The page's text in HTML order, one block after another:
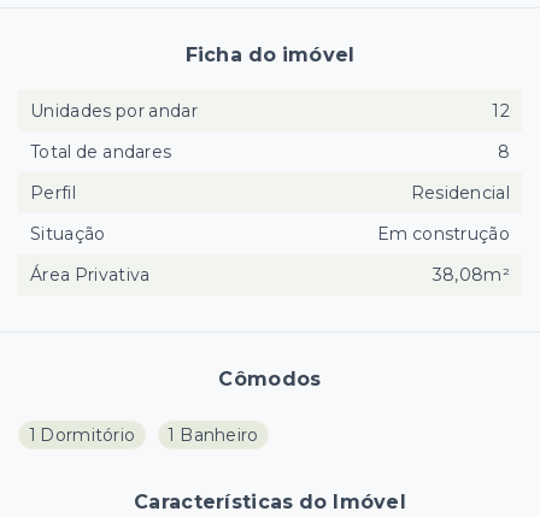
Cômodos
1 Dormitório 1 Banheiro
Características do Imóvel
Ficha do imóvel
Unidades por andar
12
Total de andares
8
Perfil
Residencial
Situação
Em construção
Área Privativa
38,08m²